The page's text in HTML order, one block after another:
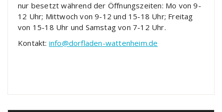
nur besetzt während der Öffnungszeiten: Mo von 9-
12 Uhr; Mittwoch von 9-12 und 15-18 Uhr; Freitag
von 15-18 Uhr und Samstag von 7-12 Uhr.
Kontakt: info@dorfladen-wattenheim.de